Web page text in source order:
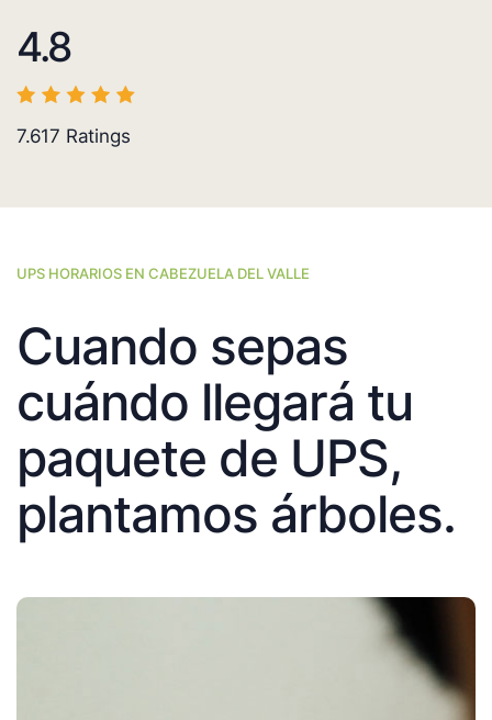
4.8
7.617 Ratings
UPS HORARIOS EN CABEZUELA DEL VALLE
Cuando sepas
cuándo llegará tu
paquete de UPS,
plantamos árboles.